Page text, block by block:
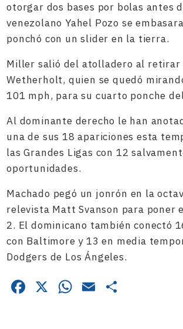
otorgar dos bases por bolas antes
venezolano Yahel Pozo se
ponchó con un slider en la tierra.
Miller salió del atolladero al retirar
Wetherholt, quien se quedó
101 mph, para su cuarto ponche
Al dominante derecho le han
una de sus 18 apariciones esta
las Grandes Ligas con 12
oportunidades.
Machado pegó un jonrón en la
relevista Matt Svanson para poner
2. El dominicano también conectó
con Baltimore y 13 en media
Dodgers de Los Ángeles.
Facebook
X WhatsApp
Email